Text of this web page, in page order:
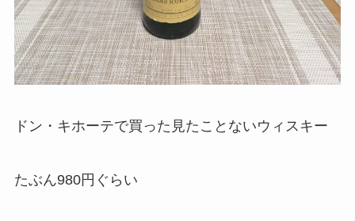
ドン・キホーテで買った見たことないウィスキー
たぶん980円ぐらい